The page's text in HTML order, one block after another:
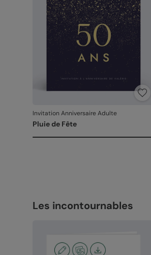
Invitation Anniversaire Adulte
Pluie de Fête
Les incontournables